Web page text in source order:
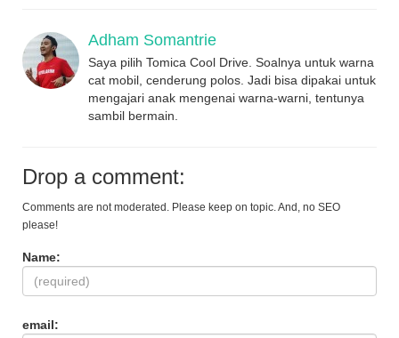
Adham Somantrie
Saya pilih Tomica Cool Drive. Soalnya untuk warna
cat mobil, cenderung polos. Jadi bisa dipakai untuk
mengajari anak mengenai warna-warni, tentunya
sambil bermain.
Drop a comment:
Comments are not moderated. Please keep on topic. And, no SEO
please!
Name:
email: